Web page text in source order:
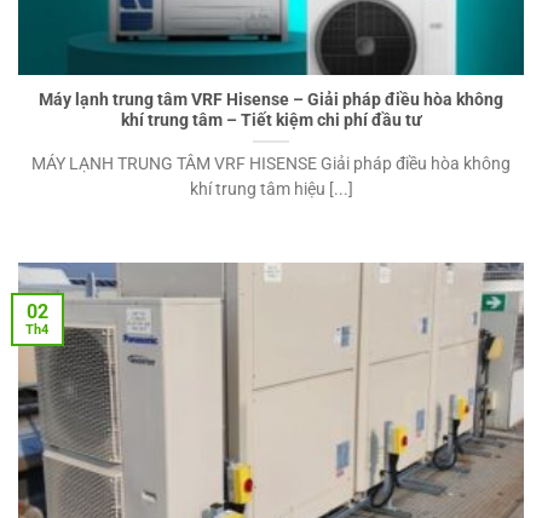
Máy lạnh trung tâm VRF Hisense – Giải pháp điều hòa không
khí trung tâm – Tiết kiệm chi phí đầu tư
MÁY LẠNH TRUNG TÂM VRF HISENSE Giải pháp điều hòa không
khí trung tâm hiệu [...]
02
Th4